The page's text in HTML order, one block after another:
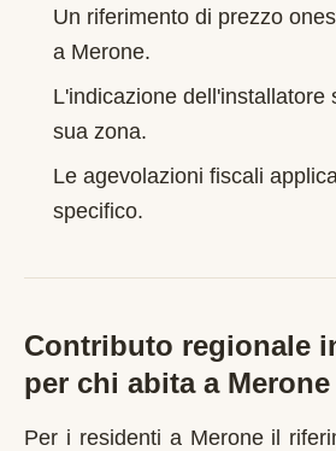
Un riferimento di prezzo
a Merone.
L'indicazione dell'installatore
sua zona.
Le agevolazioni fiscali
specifico.
Contributo regionale
per chi abita a Merone
Per i residenti a Meroneil